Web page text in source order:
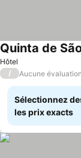
Hôtel
Quinta de
/ Aucune évaluation
Sélectionnez
les prix exacts